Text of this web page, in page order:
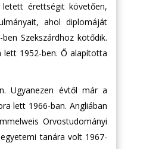
letett érettségit követően,
ahol diplomáját
Szekszárdhoz kötődik.
lett 1952-ben. Ő alapította
Ugyanezen évtől már a
lett 1966-ban. Angliában
Orvostudományi
tanára volt 1967-